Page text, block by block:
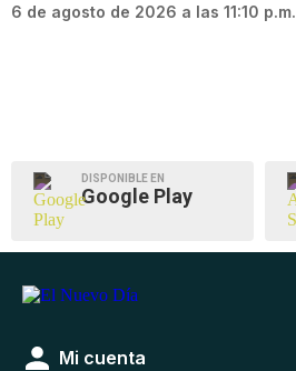
6 de agosto de 2026 a las 11:10 p.m.
DISPONIBLE EN
Google Play
Mi cuenta